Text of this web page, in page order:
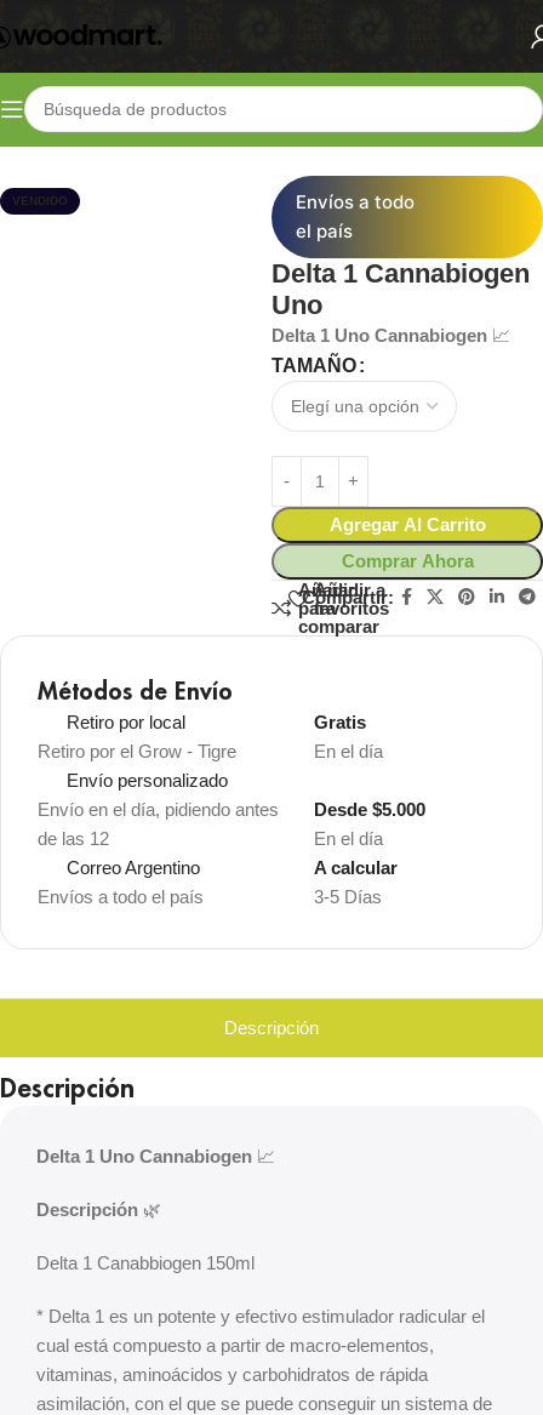
Inicio Shop Fertilizantes Radiculares
VENDIDO
Envíos a todo
el país
Delta 1 Cannabiogen
Uno
Delta 1 Uno Cannabiogen 📈
TAMAÑO
Agregar Al Carrito
Comprar Ahora
Añadir
para
comparar
Añadir a
favoritos
Compartir:
Métodos de Envío
Retiro por local
Retiro por el Grow - Tigre
En el día
Gratis
Envío personalizado
Envío en el día, pidiendo antes
de las 12
En el día
Desde $5.000
Correo Argentino
Envíos a todo el país
3-5 Días
A calcular
Descripción
Descripción
Delta 1 Uno Cannabiogen 📈
Descripción 🌿
Delta 1 Canabbiogen 150ml
* Delta 1 es un potente y efectivo estimulador radicular el
cual está compuesto a partir de macro-elementos,
vitaminas, aminoácidos y carbohidratos de rápida
asimilación, con el que se puede conseguir un sistema de